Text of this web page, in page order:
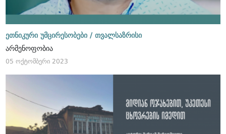
ეთნიკური უმცირესობები / თვალსაზრისი
არმენოფობია
05 ოქტომბერი 2023